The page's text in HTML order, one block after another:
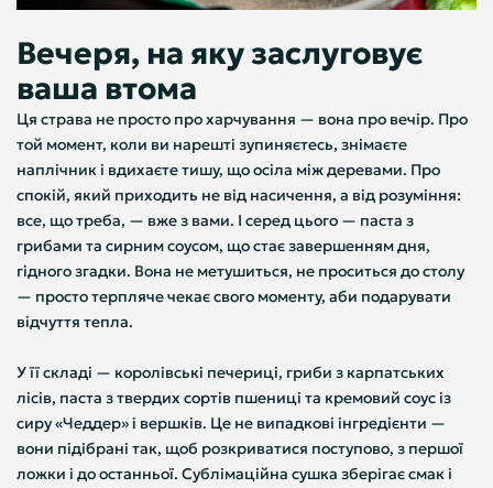
Вечеря, на яку заслуговує
ваша втома
Ця страва не просто про харчування — вона про вечір. Про
той момент, коли ви нарешті зупиняєтесь, знімаєте
наплічник і вдихаєте тишу, що осіла між деревами. Про
спокій, який приходить не від насичення, а від розуміння:
все, що треба, — вже з вами. І серед цього — паста з
грибами та сирним соусом, що стає завершенням дня,
гідного згадки. Вона не метушиться, не проситься до столу
— просто терпляче чекає свого моменту, аби подарувати
відчуття тепла.
У її складі — королівські печериці, гриби з карпатських
лісів, паста з твердих сортів пшениці та кремовий соус із
сиру «Чеддер» і вершків. Це не випадкові інгредієнти —
вони підібрані так, щоб розкриватися поступово, з першої
ложки і до останньої. Сублімаційна сушка зберігає смак і